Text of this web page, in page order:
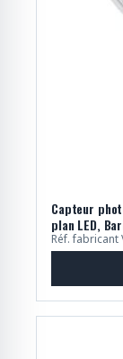
Capteur
plan LED,
Réf. fabricant